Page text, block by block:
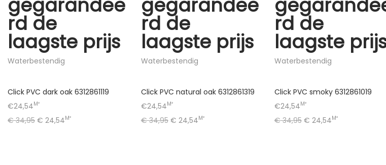
gegarandee
rd de
laagste prijs
Waterbestendig
Click PVC dark oak 6312861119
€24,54M²
€34,95 € 24,54M²
gegarandee
rd de
laagste prijs
Waterbestendig
Click PVC natural oak 6312861319
€24,54M²
€34,95 € 24,54M²
rd de
laagste
Waterbestendig
Click PVC smoky 6312861019
€24,54M²
€34,95 € 24,54M²